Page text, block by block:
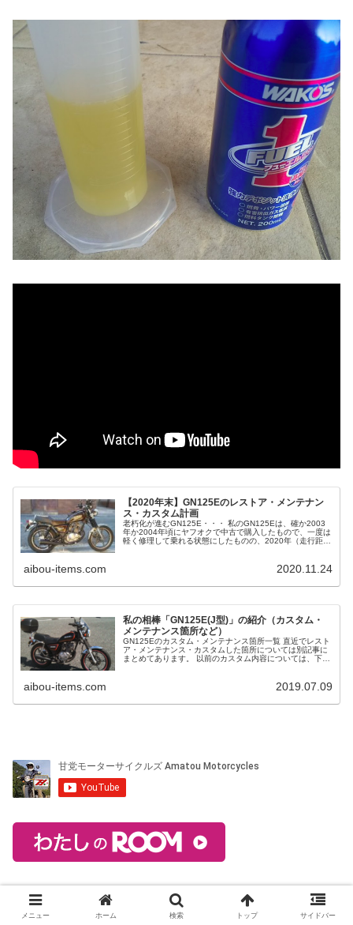
【2020年末】GN125Eのレストア・メンテナン
ス・カスタム計画
老朽化が進むGN125E・・・ 私のGN125Eは、確か2003
年か2004年頃にヤフオクで中古で購入したもので、一度は
軽く修理して乗れる状態にしたものの、2020年（走行距離
aibou-items.com 2020.11.24
私の相棒「GN125E(J型)」の紹介（カスタム・
メンテナンス箇所など）
GN125Eのカスタム・メンテナンス箇所一覧 直近でレスト
ア・メンテナンス・カスタムした箇所については別記事に
まとめてあります。 以前のカスタム内容については、下記
aibou-items.com 2019.07.09
メニュー ホーム 検索 トップ サイドバー